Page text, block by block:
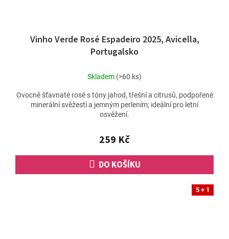
Vinho Verde Rosé Espadeiro 2025, Avicella,
Portugalsko
Skladem (>60 ks)
259 Kč
DO KOŠÍKU
Ovocně šťavnaté rosé s tóny jahod, třešní a citrusů, podpořené
minerální svěžestí a jemným perlením; ideální pro letní
osvěžení.
5 + 1